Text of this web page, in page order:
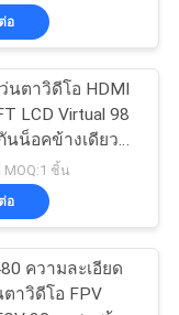
หรับ
ที่
10
อ
นตาวิดีโอ HDMI
LCD Virtual 98
นน็อคข้างเดียว
จอ
MOQ:1 ชิ้น
อ
ความละเอียด
าวิดีโอ FPV